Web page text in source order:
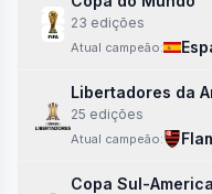
23 edições
Atual campeão:
Libertadores da
25 edições
Atual campeão:
Copa Sul-